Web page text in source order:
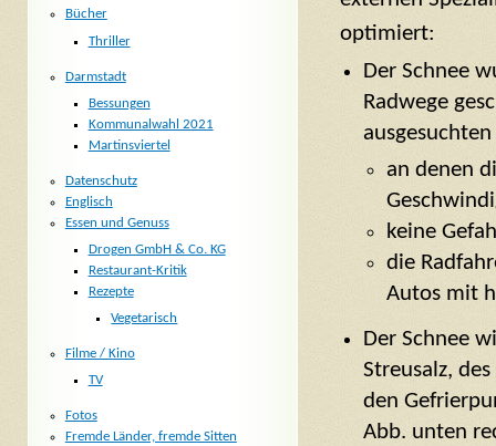
optimiert:
Der Schnee
Radwege
an denen
keine
die
Autos mit
Der Schnee
Streusalz,
den
Abb. unten
Bücher
Thriller
Darmstadt
Bessungen
Kommunalwahl 2021
Martinsviertel
Datenschutz
Englisch
Essen und Genuss
Drogen GmbH & Co. KG
Restaurant-Kritik
Rezepte
Vegetarisch
Filme / Kino
TV
Fotos
Fremde Länder, fremde Sitten